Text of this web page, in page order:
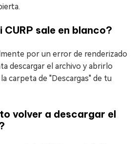
CURP sale en blanco?
por un error de renderizado
descargar el archivo y abrirlo
carpeta de "Descargas" de tu
volver a descargar el